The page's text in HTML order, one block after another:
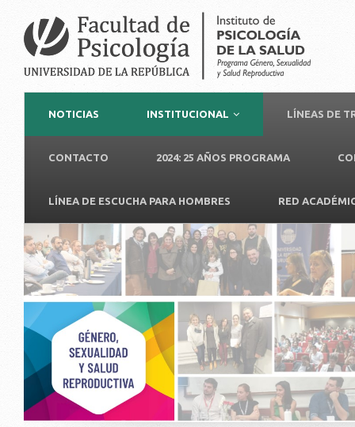
NOTICIAS INSTITUCIONAL LÍNEAS DE
CONTACTO 2024: 25 AÑOS PROGRAMA
LÍNEA DE ESCUCHA PARA HOMBRES RED